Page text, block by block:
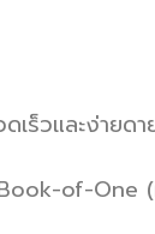
ร็วและง่ายด
of-One